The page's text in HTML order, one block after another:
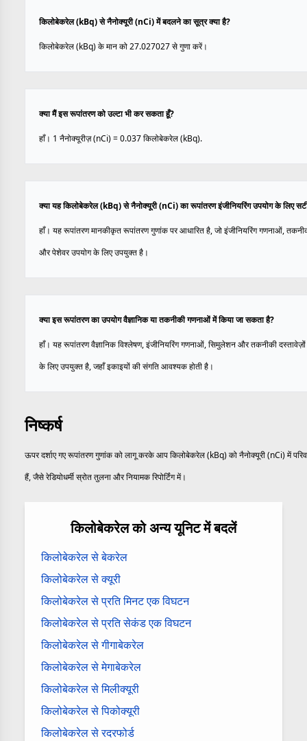
किलोबेकरेल (kBq) से नैनोक्यूरी (nCi) में बदलने का सूत्र क्या है?
किलोबेकरेल (kBq) के मान को 27.027027 से गुणा करें।
क्या मैं इस रूपांतरण को उल्टा भी कर सकता हूँ?
हाँ। 1 नैनोक्यूरीज़ (nCi) = 0.037 किलोबेकरेल (kBq).
क्या यह किलोबेकरेल (kBq) से नैनोक्यूरी (nCi) का रूपांतरण इंजीनियरिंग उपयोग के लिए
हाँ। यह रूपांतरण मानकीकृत रूपांतरण गुणांक पर आधारित है, जो इंजीनियरिंग गणनाओं,
और पेशेवर उपयोग के लिए उपयुक्त है।
क्या इस रूपांतरण का उपयोग वैज्ञानिक या तकनीकी गणनाओं में किया जा सकता है?
हाँ। यह रूपांतरण वैज्ञानिक विश्लेषण, इंजीनियरिंग गणनाओं, सिमुलेशन और तकनीकी
के लिए उपयुक्त है, जहाँ इकाइयों की संगति आवश्यक होती है।
निष्कर्ष
ऊपर दर्शाए गए रूपांतरण गुणांक को लागू करके आप किलोबेकरेल (kBq) को नैनोक्यूरी (nCi) में
हैं, जैसे रेडियोधर्मी स्रोत तुलना और नियामक रिपोर्टिंग में।
किलोबेकरेल को अन्य यूनिट में बदलें
किलोबेकरेल से बेकरेल
किलोबेकरेल से क्यूरी
किलोबेकरेल से प्रति मिनट एक विघटन
किलोबेकरेल से प्रति सेकंड एक विघटन
किलोबेकरेल से गीगाबेकरेल
किलोबेकरेल से मेगाबेकरेल
किलोबेकरेल से मिलीक्यूरी
किलोबेकरेल से पिकोक्यूरी
किलोबेकरेल से रदरफोर्ड